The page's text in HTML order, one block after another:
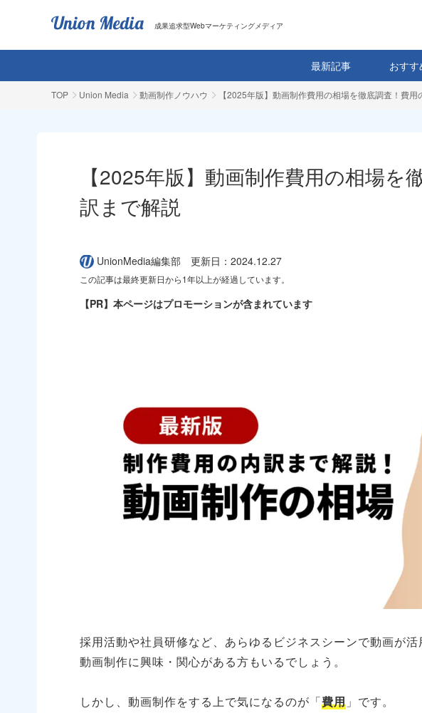
成果追求型Webマーケティングメディア
最新記事 おす
TOP Union Media 動画制作ノウハウ 【2025年版】動画制作費用の相場を徹底調査！費用
【2025年版】動画制作費用の相場を
訳まで解説
UnionMedia編集部 更新日：2024.12.27
この記事は最終更新日から1年以上が経過しています。
【PR】本ページはプロモーションが含まれています
採用活動や社員研修など、あらゆるビジネスシーンで動画が活
動画制作に興味・関心がある方もいるでしょう。
しかし、動画制作をする上で気になるのが「費用 」です。